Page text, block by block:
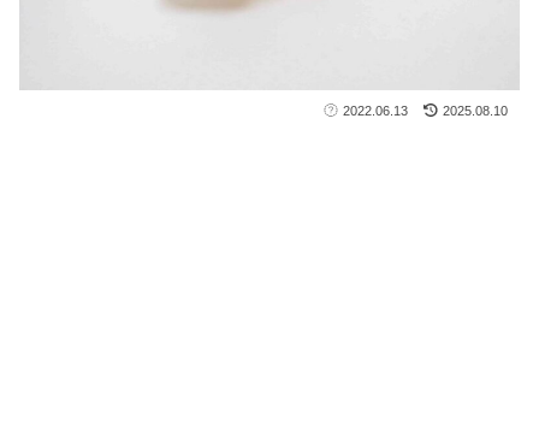
2022.06.13 2025.08.10